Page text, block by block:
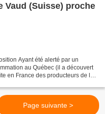
Vaud (Suisse) proche
Ayant été alerté par un
au Québec (il a découvert
en France des producteurs de lait
Page suivante >